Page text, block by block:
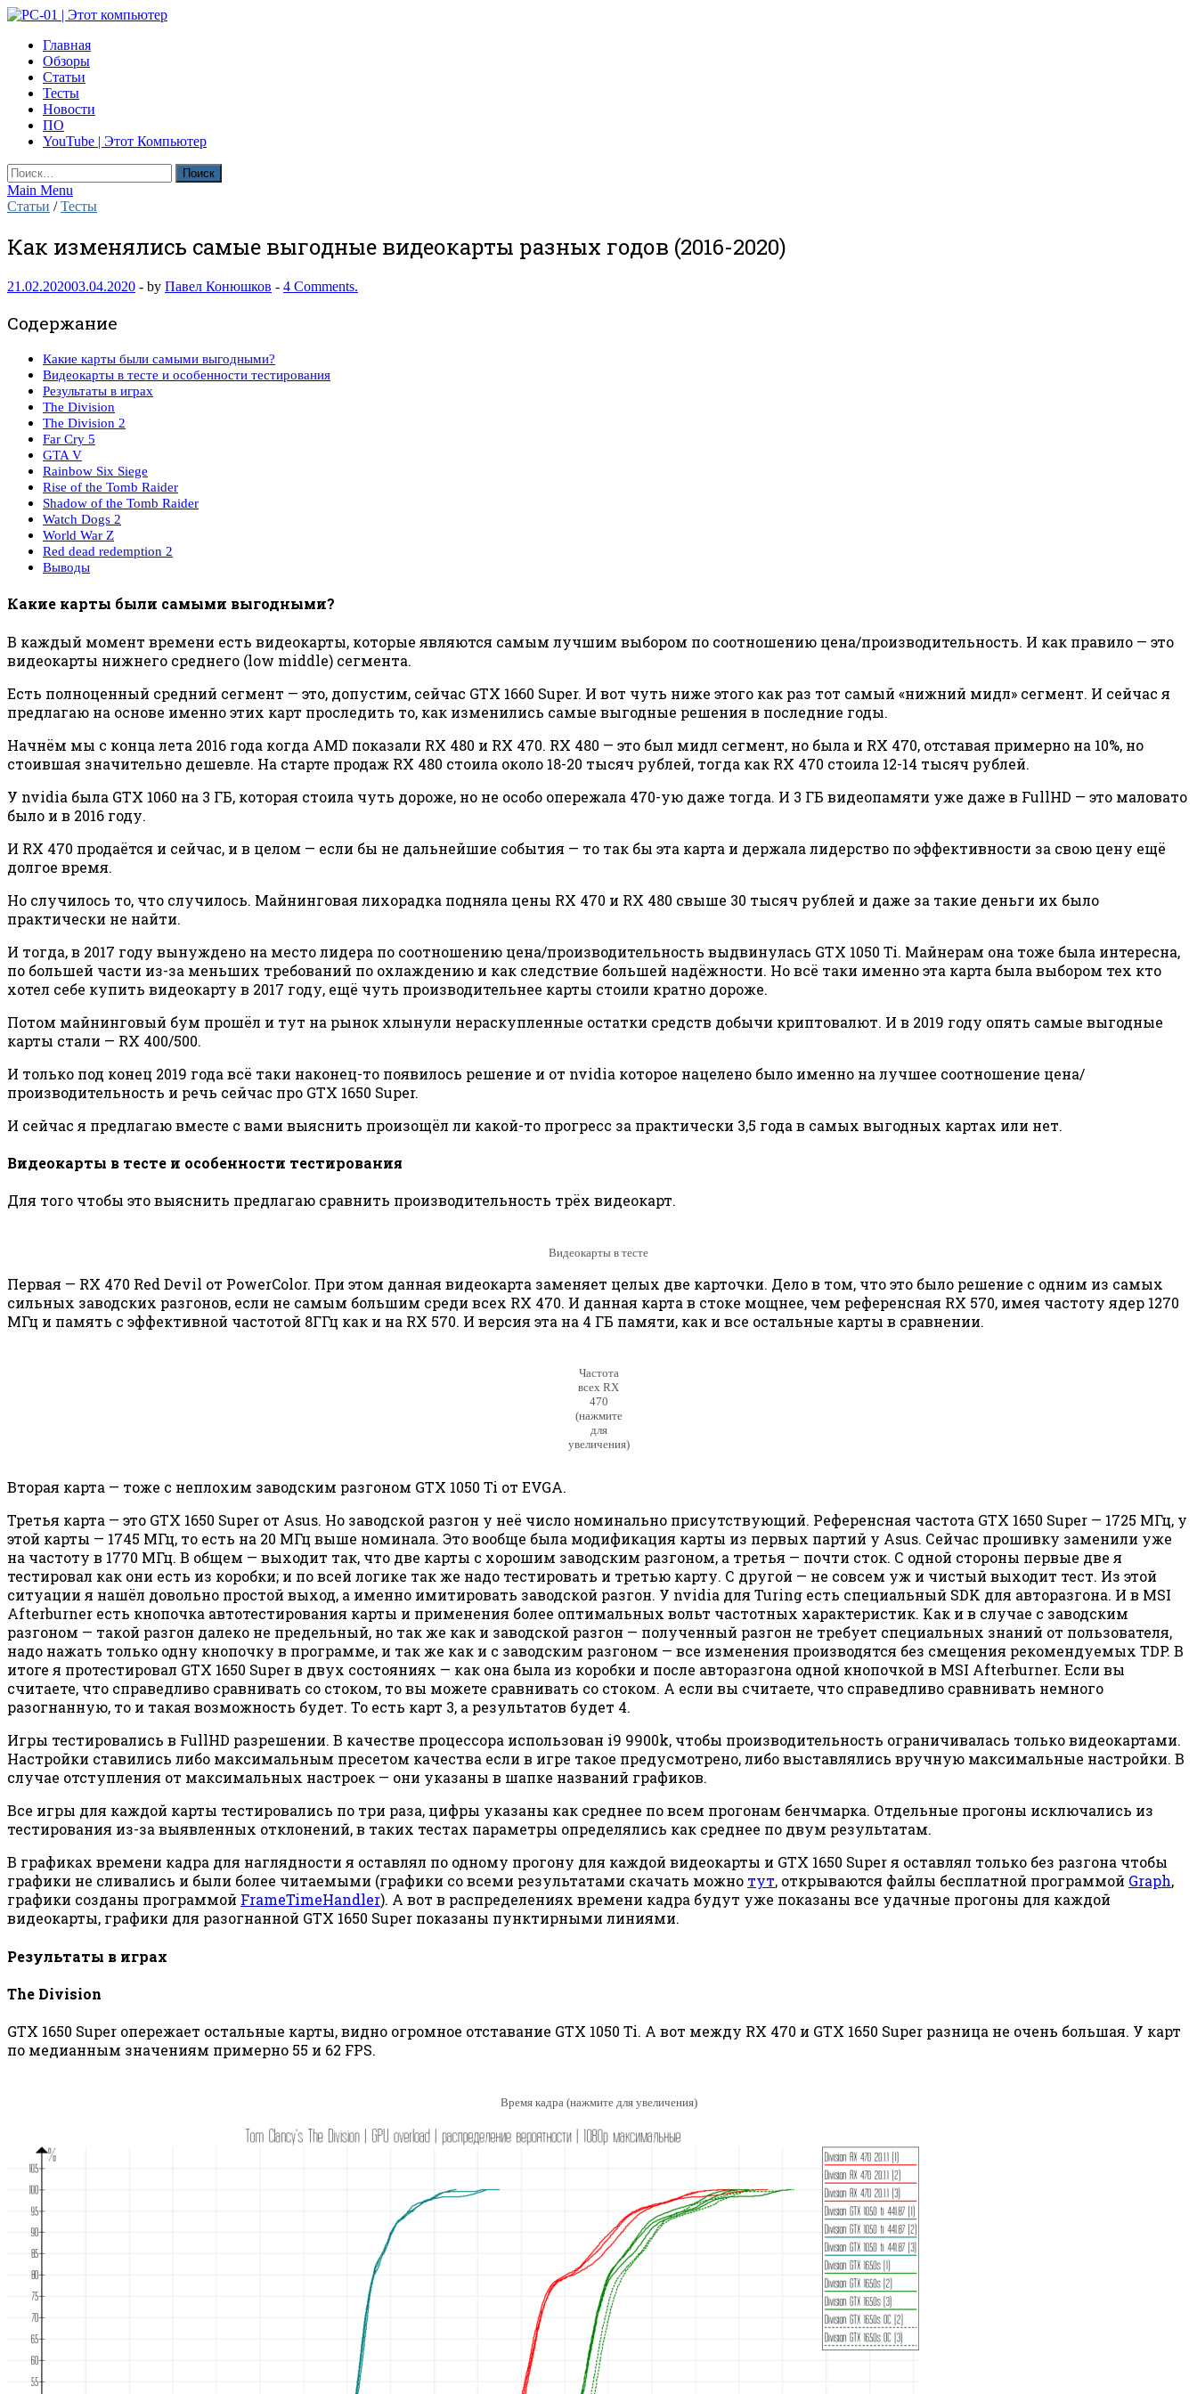
Skip
content
PC-01 | Этот компьютер
Компьютерные новости
Главная
Обзоры
Статьи
Тесты
Новости
ПО
YouTube | Этот Компьютер
Найти:
Main Menu
Статьи /Тесты
Как изменялись самые выгодные видеокарты разных годов (2016-2020)
21.02.202003.04.2020 - by Павел Конюшков - 4 Comments.
Содержание
Какие карты были самыми выгодными?
Видеокарты в тесте и особенности тестирования
Результаты в играх
The Division
The Division 2
Far Cry 5
GTA V
Rainbow Six Siege
Rise of the Tomb Raider
Shadow of the Tomb Raider
Watch Dogs 2
World War Z
Red dead redemption 2
Выводы
Какие карты были самыми выгодными?
В каждый момент времени есть видеокарты, которые являются самым лучшим выбором по соотношению цена/производительность. И как правило — это
видеокарты нижнего среднего (low middle) сегмента.
Есть полноценный средний сегмент — это, допустим, сейчас GTX 1660 Super. И вот чуть ниже этого как раз тот самый «нижний мидл» сегмент. И сейчас я
предлагаю на основе именно этих карт проследить то, как изменились самые выгодные решения в последние годы.
Начнём мы с конца лета 2016 года когда AMD показали RX 480 и RX 470. RX 480 — это был мидл сегмент, но была и RX 470, отставая примерно на 10%, но
стоившая значительно дешевле. На старте продаж RX 480 стоила около 18-20 тысяч рублей, тогда как RX 470 стоила 12-14 тысяч рублей.
У nvidia была GTX 1060 на 3 ГБ, которая стоила чуть дороже, но не особо опережала 470-ую даже тогда. И 3 ГБ видеопамяти уже даже в FullHD — это маловато
было и в 2016 году.
И RX 470 продаётся и сейчас, и в целом — если бы не дальнейшие события — то так бы эта карта и держала лидерство по эффективности за свою цену ещё
долгое время.
Но случилось то, что случилось. Майнинговая лихорадка подняла цены RX 470 и RX 480 свыше 30 тысяч рублей и даже за такие деньги их было
практически не найти.
И тогда, в 2017 году вынуждено на место лидера по соотношению цена/производительность выдвинулась GTX 1050 Ti. Майнерам она тоже была интересна,
по большей части из-за меньших требований по охлаждению и как следствие большей надёжности. Но всё таки именно эта карта была выбором тех кто
хотел себе купить видеокарту в 2017 году, ещё чуть производительнее карты стоили кратно дороже.
Потом майнинговый бум прошёл и тут на рынок хлынули нераскупленные остатки средств добычи криптовалют. И в 2019 году опять самые выгодные
карты стали — RX 400/500.
И только под конец 2019 года всё таки наконец-то появилось решение и от nvidia которое нацелено было именно на лучшее соотношение цена/
производительность и речь сейчас про GTX 1650 Super.
И сейчас я предлагаю вместе с вами выяснить произощёл ли какой-то прогресс за практически 3,5 года в самых выгодных картах или нет.
Видеокарты в тесте и особенности тестирования
Для того чтобы это выяснить предлагаю сравнить производительность трёх видеокарт.
Видеокарты в тесте
Первая — RX 470 Red Devil от PowerColor. При этом данная видеокарта заменяет целых две карточки. Дело в том, что это было решение с одним из самых
сильных заводских разгонов, если не самым большим среди всех RX 470. И данная карта в стоке мощнее, чем референсная RX 570, имея частоту ядер 1270
МГц и память с эффективной частотой 8ГГц как и на RX 570. И версия эта на 4 ГБ памяти, как и все остальные карты в сравнении.
Частота
всех RX
470
(нажмите
для
увеличения)
Вторая карта — тоже с неплохим заводским разгоном GTX 1050 Ti от EVGA.
Третья карта — это GTX 1650 Super от Asus. Но заводской разгон у неё число номинально присутствующий. Референсная частота GTX 1650 Super — 1725 МГц, у
этой карты — 1745 МГц, то есть на 20 МГц выше номинала. Это вообще была модификация карты из первых партий у Asus. Сейчас прошивку заменили уже
на частоту в 1770 МГц. В общем — выходит так, что две карты с хорошим заводским разгоном, а третья — почти сток. С одной стороны первые две я
тестировал как они есть из коробки; и по всей логике так же надо тестировать и третью карту. С другой — не совсем уж и чистый выходит тест. Из этой
ситуации я нашёл довольно простой выход, а именно имитировать заводской разгон. У nvidia для Turing есть специальный SDK для авторазгона. И в MSI
Afterburner есть кнопочка автотестирования карты и применения более оптимальных вольт частотных характеристик. Как и в случае с заводским
разгоном — такой разгон далеко не предельный, но так же как и заводской разгон — полученный разгон не требует специальных знаний от пользователя,
надо нажать только одну кнопочку в программе, и так же как и с заводским разгоном — все изменения производятся без смещения рекомендуемых TDP. В
итоге я протестировал GTX 1650 Super в двух состояниях — как она была из коробки и после авторазгона одной кнопочкой в MSI Afterburner. Если вы
считаете, что справедливо сравнивать со стоком, то вы можете сравнивать со стоком. А если вы считаете, что справедливо сравнивать немного
разогнанную, то и такая возможность будет. То есть карт 3, а результатов будет 4.
Игры тестировались в FullHD разрешении. В качестве процессора использован i9 9900k, чтобы производительность ограничивалась только видеокартами.
Настройки ставились либо максимальным пресетом качества если в игре такое предусмотрено, либо выставлялись вручную максимальные настройки. В
случае отступления от максимальных настроек — они указаны в шапке названий графиков.
Все игры для каждой карты тестировались по три раза, цифры указаны как среднее по всем прогонам бенчмарка. Отдельные прогоны исключались из
тестирования из-за выявленных отклонений, в таких тестах параметры определялись как среднее по двум результатам.
В графиках времени кадра для наглядности я оставлял по одному прогону для каждой видеокарты и GTX 1650 Super я оставлял только без разгона чтобы
графики не сливались и были более читаемыми (графики со всеми результатами скачать можно тут, открываются файлы бесплатной программой Graph,
графики созданы программой FrameTimeHandler). А вот в распределениях времени кадра будут уже показаны все удачные прогоны для каждой
видеокарты, графики для разогнанной GTX 1650 Super показаны пунктирными линиями.
Результаты в играх
The Division
GTX 1650 Super опережает остальные карты, видно огромное отставание GTX 1050 Ti. А вот между RX 470 и GTX 1650 Super разница не очень большая. У карт
по медианным значениям примерно 55 и 62 FPS.
Время кадра (нажмите для увеличения)